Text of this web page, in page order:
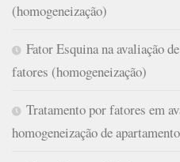
(homogeneização)
Fator Esquina na avaliação
fatores (homogeneização)
Tratamento por fatores em
homogeneização de